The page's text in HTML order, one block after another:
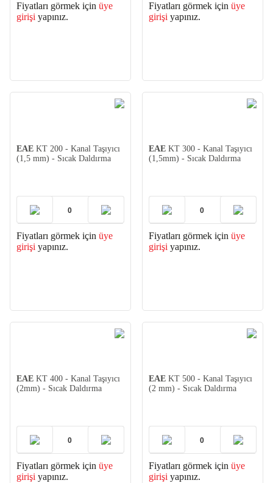
Fiyatları görmek için üye
girişi yapınız.
Fiyatları görmek için üye
girişi yapınız.
EAE KT 200 - Kanal Taşıyıcı
(1,5 mm) - Sıcak Daldırma
Fiyatları görmek için üye
girişi yapınız.
EAE KT 300 - Kanal Taşıyıcı
(1,5mm) - Sıcak Daldırma
Fiyatları görmek için üye
girişi yapınız.
EAE KT 400 - Kanal Taşıyıcı
(2mm) - Sıcak Daldırma
Fiyatları görmek için üye
girişi yapınız.
EAE KT 500 - Kanal Taşıyıcı
(2 mm) - Sıcak Daldırma
Fiyatları görmek için üye
girişi yapınız.